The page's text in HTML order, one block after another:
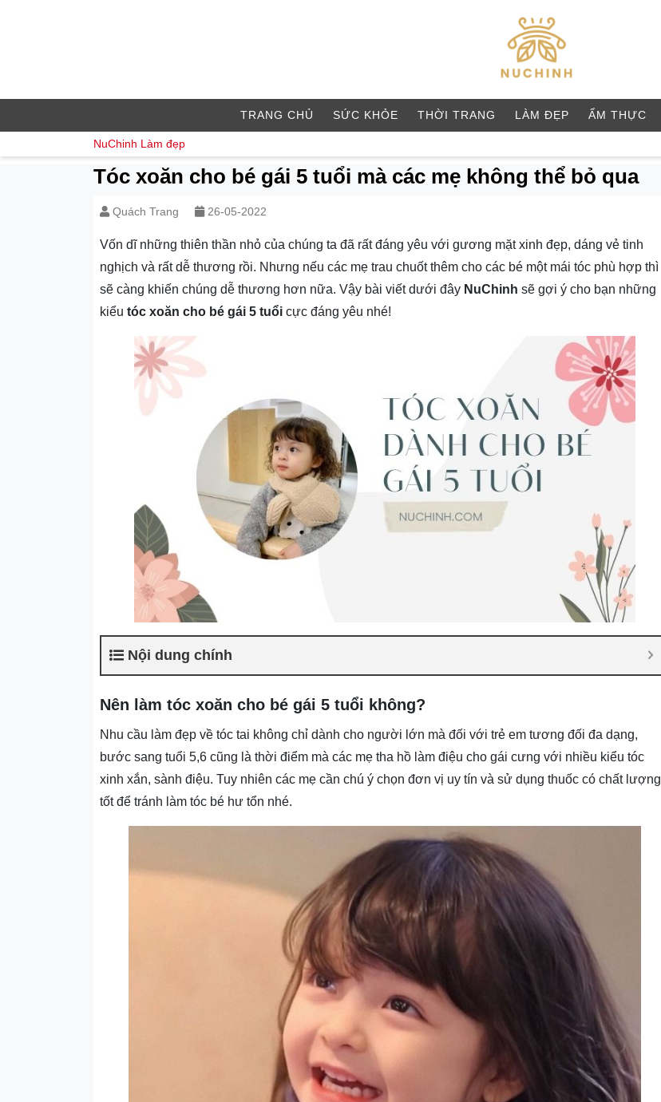
TRANG CHỦ SỨC KHỎE THỜI TRANG LÀM ĐẸP ẨM THỰC
NuChinh Làm đẹp
Tóc xoăn cho bé gái 5 tuổi mà các mẹ không thể bỏ qua
Quách Trang 26-05-2022
Vốn dĩ những thiên thần nhỏ của chúng ta đã rất đáng yêu với gương mặt xinh đẹp, dáng vẻ tinh
nghịch và rất dễ thương rồi. Nhưng nếu các mẹ trau chuốt thêm cho các bé một mái tóc phù hợp thì
sẽ càng khiến chúng dễ thương hơn nữa. Vậy bài viết dưới đây NuChinh sẽ gợi ý cho bạn những
kiểu tóc xoăn cho bé gái 5 tuổi cực đáng yêu nhé!
Nội dung chính
Nên làm tóc xoăn cho bé gái 5 tuổi không?
Nhu cầu làm đẹp về tóc tai không chỉ dành cho người lớn mà đối với trẻ em tương đối đa dạng,
bước sang tuổi 5,6 cũng là thời điểm mà các mẹ tha hồ làm điệu cho gái cưng với nhiều kiểu tóc
xinh xắn, sành điệu. Tuy nhiên các mẹ cần chú ý chọn đơn vị uy tín và sử dụng thuốc có chất lượng
tốt để tránh làm tóc bé hư tổn nhé.